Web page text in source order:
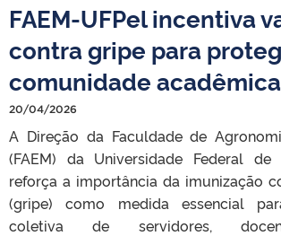
FAEM-UFPel incentiva
contra gripe para
comunidade acadêmica
20/04/2026
A Direção da Faculdade de
(FAEM) da Universidade Federal de
reforça a importância da imunização
(gripe) como medida essencial
coletiva de servidores,